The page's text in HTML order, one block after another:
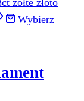
Wybierz